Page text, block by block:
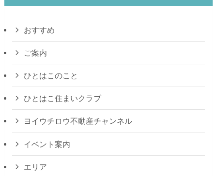
おすすめ
ご案内
ひとはこのこと
ひとはこ住まいクラブ
ヨイウチロウ不動産チャンネル
イベント案内
エリア